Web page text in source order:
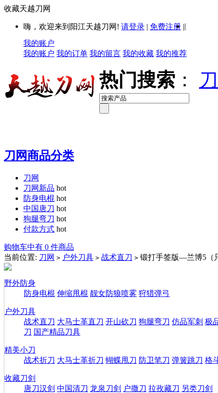
收藏天越刀网
嗨，欢迎来到阳江天越刀网! 请登录 | 免费注册 ||
我的账户
我的账户 我的订单 我的留言 我的收藏 我的推荐
热门搜索 ：
刀网商品分类
刀网
刀网新品 hot
防身电棍 hot
中国唐刀 hot
狗腿弯刀 hot
付款方式 hot
购物车中有 0 件商品
当前位置: 刀网 > 户外刀具 > 战术直刀 > 锻打手签版—兰博5（
野外防身
防身电棍 伸缩甩棍 靓女防狼喷雾 狩猎弹弓
户外刀具
战术直刀 大马士革直刀 开山砍刀 狗腿弯刀 仿品军刺 极
刀 国产精品刀具
精美小刀
战术折刀 大马士革折刀 蝴蝶甩刀 防卫笔刀 弹簧跳刀 格
收藏刀剑
唐刀汉剑 中国清刀 龙泉刀剑 户撒刀 拉孜藏刀 另类刀剑